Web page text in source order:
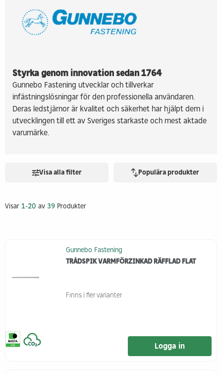
Styrka genom innovation sedan 1764
Gunnebo Fastening utvecklar och tillverkar
infästningslösningar för den professionella användaren.
Deras ledstjärnor är kvalitet och säkerhet har hjälpt dem i
utvecklingen till ett av Sveriges starkaste och mest aktade
varumärke.
Visa alla filter Populära produkter
Visar 1-20 av 39 Produkter
Gunnebo Fastening
TRÅDSPIK VARMFÖRZINKAD RÄFFLAD FLAT
Finns i fler varianter
Logga in